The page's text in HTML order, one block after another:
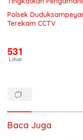
Polsek
Terekam CCTV
531
Lihat
Baca Juga